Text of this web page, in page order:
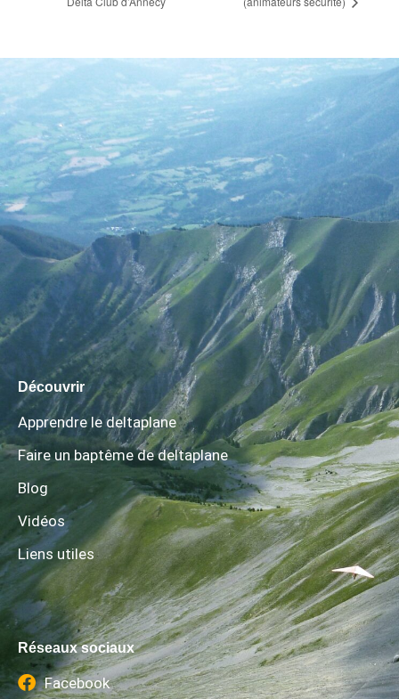
Découvrir
Apprendre le deltaplane
Faire un baptême de deltaplane
Blog
Vidéos
Liens utiles
Réseaux sociaux
Facebook